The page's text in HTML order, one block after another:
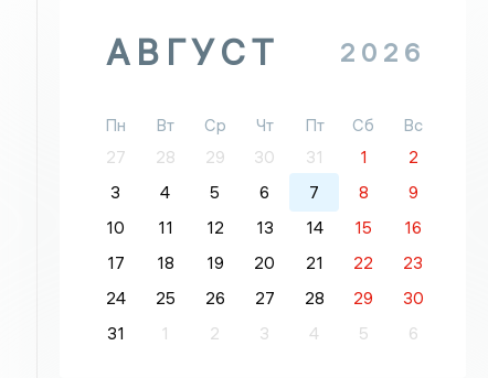
АВГУСТ 2026
Пн Вт Ср Чт Пт Сб
Вс
27
28 29 30 31 1
2
3
4 5 6 7 8
9
10
11 12 13 14 15
16
17
18 19 20 21 22
23
24
25 26 27 28 29
30
31
1 2 3 4 5 6